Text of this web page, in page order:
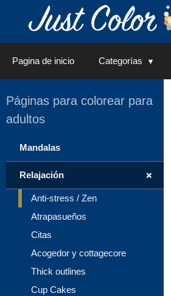
Pagina de inicio Categorías
Páginas para colorear para
adultos
Mandalas
+
Relajación
Anti-stress / Zen
Atrapasueños
Citas
Acogedor y cottagecore
Thick outlines
Cup Cakes